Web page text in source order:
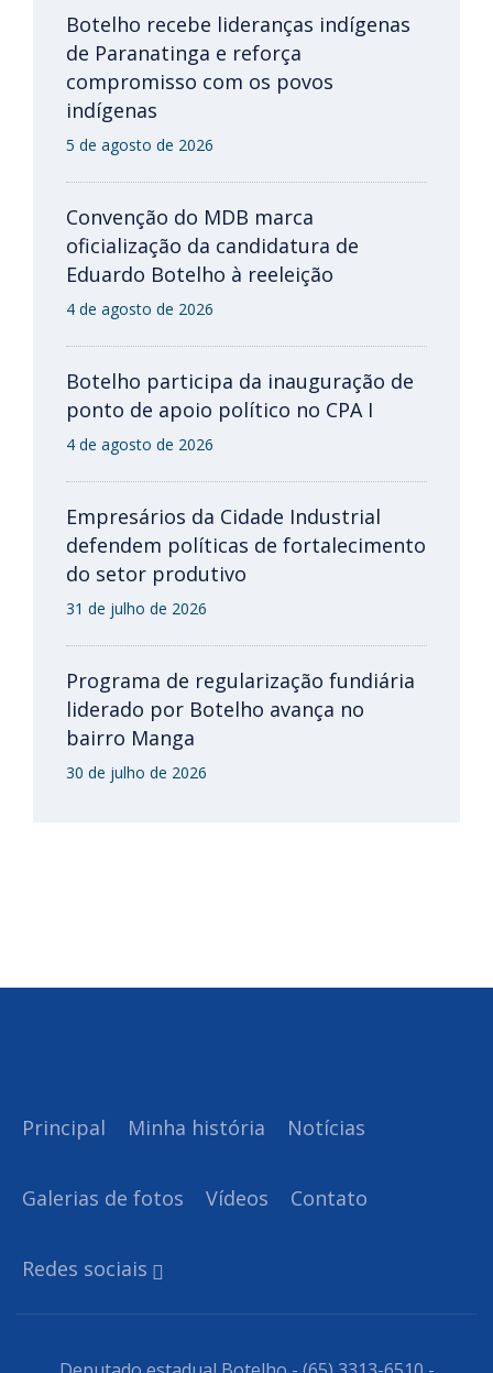
Botelho recebe lideranças indígenas
de Paranatinga e reforça
compromisso com os povos
indígenas
5 de agosto de 2026
Convenção do MDB marca
oficialização da candidatura de
Eduardo Botelho à reeleição
4 de agosto de 2026
Botelho participa da inauguração de
ponto de apoio político no CPA I
4 de agosto de 2026
Empresários da Cidade Industrial
defendem políticas de fortalecimento
do setor produtivo
31 de julho de 2026
Programa de regularização fundiária
liderado por Botelho avança no
bairro Manga
30 de julho de 2026
Principal Minha história Notícias
Galerias de fotos Vídeos Contato
Redes sociais